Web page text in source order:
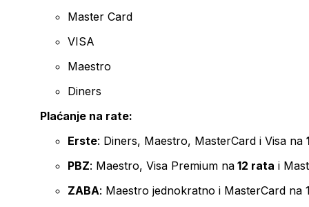
Master Card
VISA
Maestro
Diners
Plaćanje na rate:
Erste: Diners, Maestro, MasterCard i Visa na
PBZ: Maestro, Visa Premium na 12 rata i
ZABA: Maestro jednokratno i MasterCard na